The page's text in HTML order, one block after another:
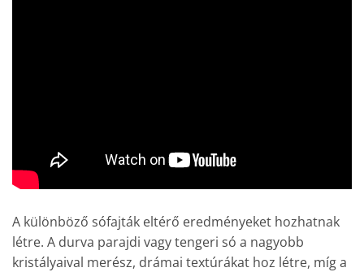
A különböző sófajták eltérő eredményeket hozhatnak
létre. A durva parajdi vagy tengeri só a nagyobb
kristályaival merész, drámai textúrákat hoz létre, míg a